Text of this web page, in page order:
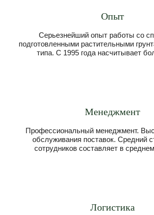
Опыт
Серьезнейший опыт работы со
подготовленными растительными
типа. С 1995 года насчитывает
Менеджмент
Профессиональный менеджмент.
обслуживания поставок. Средний
сотрудников составляет в
Логистика